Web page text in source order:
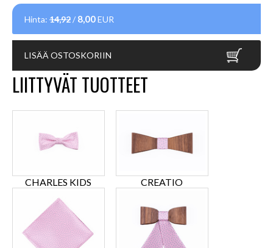
Hinta: 14,92/ 8,00EUR
LISÄÄ OSTOSKORIIN
LIITTYVÄT TUOTTEET
CHARLES KIDS CREATIO